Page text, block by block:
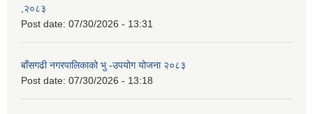
,२०८३
Post date: 07/30/2026 - 13:31
बाँसगढी नगरपालिकाको भु -उपयोग योजना २०८३
Post date: 07/30/2026 - 13:18